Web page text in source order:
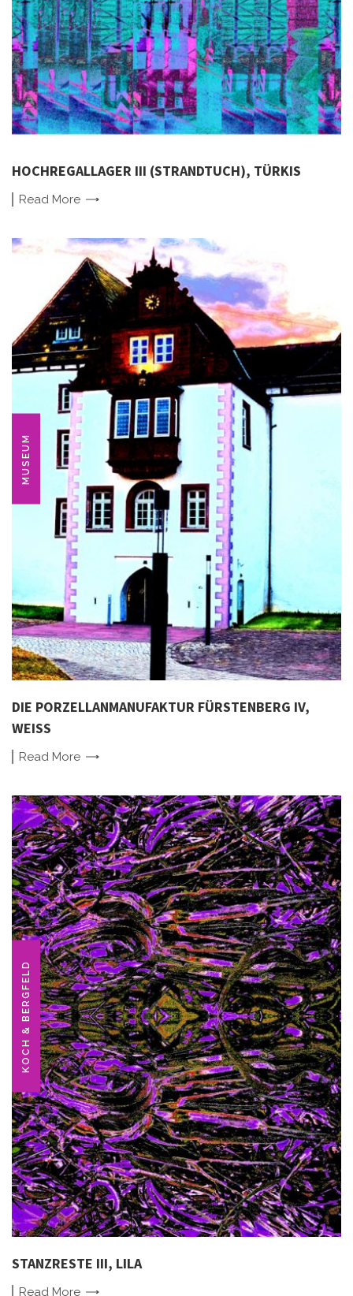
HOCHREGALLAGER III (STRANDTUCH), TÜRKIS
Read More
MUSEUM
DIE PORZELLANMANUFAKTUR FÜRSTENBERG IV,
WEISS
Read More
KOCH & BERGFELD
STANZRESTE III, LILA
Read More